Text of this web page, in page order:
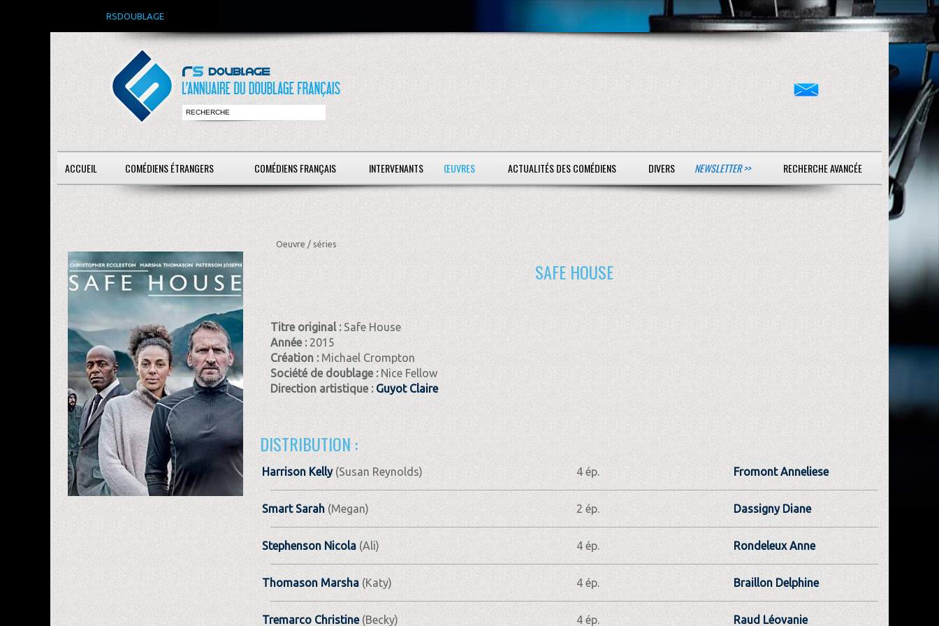
RSDOUBLAGE
ACCUEIL COMÉDIENS ÉTRANGERS COMÉDIENS FRANÇAIS INTERVENANTS ŒUVRES ACTUALITÉS DES COMÉDIENS DIVERS NEWSLETTER >> RECHERCHE AVANCÉE
Oeuvre / séries
SAFE HOUSE
Titre original :Safe House
Année :2015
Création :Michael Crompton
Société de doublage :Nice Fellow
Direction artistique : Guyot Claire
DISTRIBUTION :
Harrison Kelly(Susan Reynolds) 4 ép. Fromont Anneliese
Smart Sarah(Megan) 2 ép. Dassigny Diane
Stephenson Nicola (Ali) 4 ép. Rondeleux Anne
Thomason Marsha(Katy) 4 ép. Braillon Delphine
Tremarco Christine(Becky) 4 ép. Raud Léovanie